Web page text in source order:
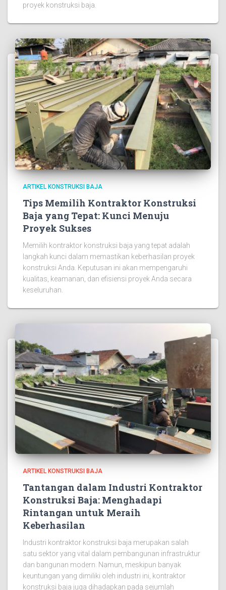
proyek konstruksi baja.
ARTIKEL KONSTRUKSI BAJA
Tips Memilih Kontraktor Konstruksi
Baja yang Tepat: Kunci Menuju
Proyek Sukses
Memilih kontraktor konstruksi baja yang tepat adalah
langkah kunci dalam memastikan keberhasilan proyek
konstruksi Anda. Keputusan ini akan mempengaruhi
kualitas, keamanan, dan efisiensi proyek Anda secara
keseluruhan.
ARTIKEL KONSTRUKSI BAJA
Tantangan dalam Industri Kontraktor
Konstruksi Baja: Menghadapi
Rintangan untuk Meraih
Keberhasilan
Industri kontraktor konstruksi baja merupakan salah
satu sektor yang vital dalam pembangunan infrastruktur
dan bangunan modern. Namun, meskipun banyak
keuntungan yang dimiliki oleh industri ini, kontraktor
konstruksi baja juga dihadapkan pada sejumlah